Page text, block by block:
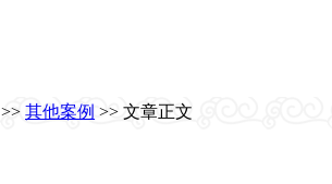
>> 其他案例 >> 文章正文